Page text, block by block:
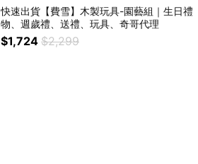
快速出貨【費雪】木製玩具-園藝組｜生日禮
物、週歲禮、送禮、玩具、奇哥代理
$1,724 $2,299